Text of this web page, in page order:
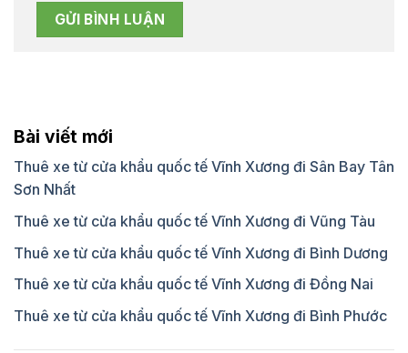
Bài viết mới
Thuê xe từ cửa khẩu quốc tế Vĩnh Xương đi Sân Bay Tân
Sơn Nhất
Thuê xe từ cửa khẩu quốc tế Vĩnh Xương đi Vũng Tàu
Thuê xe từ cửa khẩu quốc tế Vĩnh Xương đi Bình Dương
Thuê xe từ cửa khẩu quốc tế Vĩnh Xương đi Đồng Nai
Thuê xe từ cửa khẩu quốc tế Vĩnh Xương đi Bình Phước